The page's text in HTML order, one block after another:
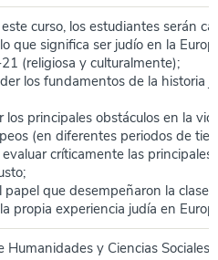
curso, los estudiantes serán
que significa ser judío en la
(religiosa y culturalmente);
los fundamentos de la historia
los principales obstáculos en la
(en diferentes periodos de
críticamente las
papel que desempeñaron la clase
propia experiencia judía en
Humanidades y Ciencias Sociales